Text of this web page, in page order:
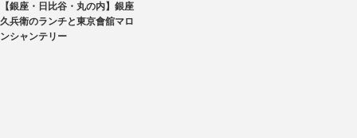
食べ物
【銀座・日比谷・丸の内】銀座
久兵衛のランチと東京會舘マロ
ンシャンテリー